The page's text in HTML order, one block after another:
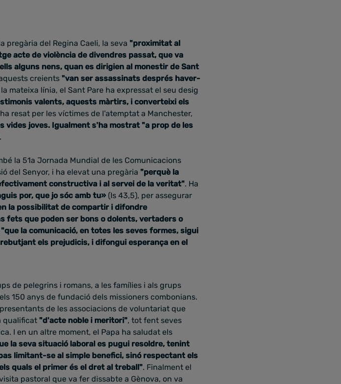
pregària del Regina Caeli, la seva "proximitat al
acte de violència de divendres passat, que va
alguns nens, quan es dirigien al monestir de Sant
creients "van ser assassinats després haver-
la mateixa línia, el Sant Pare ha expressat el seu desig
valents, aquests màrtirs, i converteixi els
resat per les víctimes de l'atemptat a Manchester,
vides joves. Igualment s'ha mostrat "a prop de les
.
la 51a Jornada Mundial de les Comunicacions
del Senyor, i ha elevat una pregària "perquè la
constructiva i al servei de la veritat". Ha
por, que jo sóc amb tu» (Is 43,5), per assegurar
la possibilitat de compartir i difondre
fets quepoden ser bons o dolents, vertaders o
"que la comunicació, en totes les seves formes, sigui
els prejudicis, i difongui esperança en el
de pelegrins i romans, a les famílies i als grups
150 anys de fundació dels missioners combonians.
de les associacions de voluntariat que
qualificat "d'acte noble i meritori", tot fent seves
I en un altre moment, el Papa ha saludat els
la seva situació laboral es pugui resoldre, tenint
limitant-se al simple benefici, sinó respectant els
quals el primer és el dret al treball". Finalment el
pastoral que va fer dissabte a Gènova, on va